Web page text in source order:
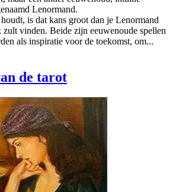
Lenormand.
is dat kans groot dan je Lenormand
zult vinden. Beide zijn eeuwenoude spellen
als inspiratie voor de toekomst, om...
de tarot